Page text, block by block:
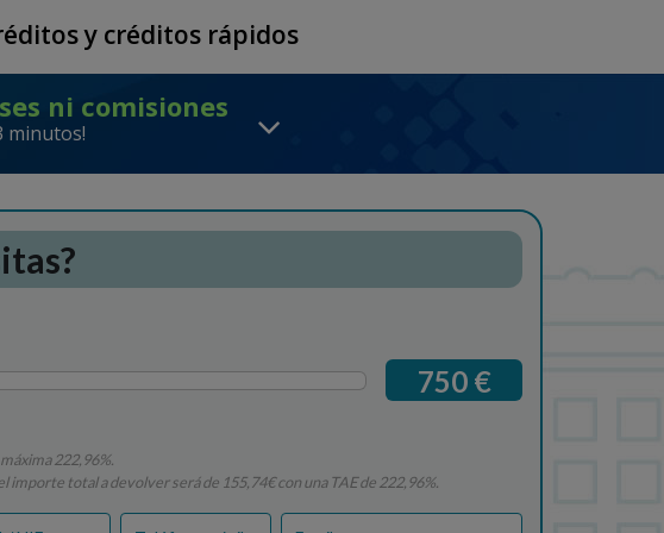
y créditos rápidos
ni comisiones
minutos!